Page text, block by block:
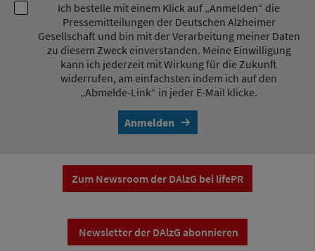
Ich bestelle mit einem Klick auf „Anmelden“ die
Pressemitteilungen der Deutschen Alzheimer
Gesellschaft und bin mit der Verarbeitung meiner Daten
zu diesem Zweck einverstanden. Meine Einwilligung
kann ich jederzeit mit Wirkung für die Zukunft
widerrufen, am einfachsten indem ich auf den
„Abmelde-Link“ in jeder E-Mail klicke.
Anmelden
Zum Newsroom der DAlzG bei lifePR
Newsletter der DAlzG abonnieren